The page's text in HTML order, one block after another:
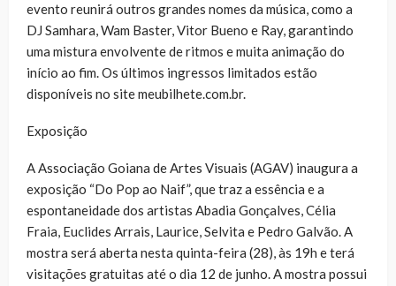
evento reunirá outros grandes nomes da música, como a
DJ Samhara, Wam Baster, Vitor Bueno e Ray, garantindo
uma mistura envolvente de ritmos e muita animação do
início ao fim. Os últimos ingressos limitados estão
disponíveis no site meubilhete.com.br.
Exposição
A Associação Goiana de Artes Visuais (AGAV) inaugura a
exposição “Do Pop ao Naif”, que traz a essência e a
espontaneidade dos artistas Abadia Gonçalves, Célia
Fraia, Euclides Arrais, Laurice, Selvita e Pedro Galvão. A
mostra será aberta nesta quinta-feira (28), às 19h e terá
visitações gratuitas até o dia 12 de junho. A mostra possui